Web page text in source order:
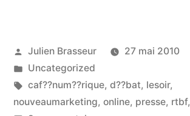
Publié
par
Julien Brasseur
27 mai 2010
Publié
dans
Uncategorized
Étiquettes :
caf??num??rique, d??bat, lesoir,
nouveaumarketing, online, presse, rtbf,